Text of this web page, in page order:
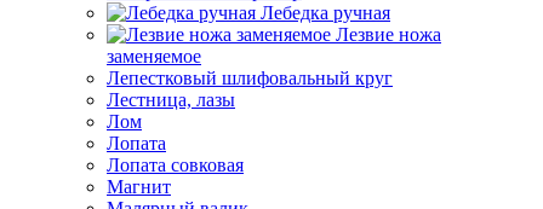
Лебедка ручная
Лезвие ножа
заменяемое
Лепестковый шлифовальный круг
Лестница, лазы
Лом
Лопата
Лопата совковая
Магнит